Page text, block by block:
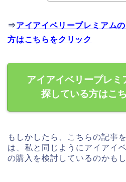
⇒アイアイベリープレミアム
方はこちらをクリック
アイアイベリープレミ
探している方はこ
もしかしたら、こちらの記事
は、私と同じようにアイアイ
の購入を検討しているのかも